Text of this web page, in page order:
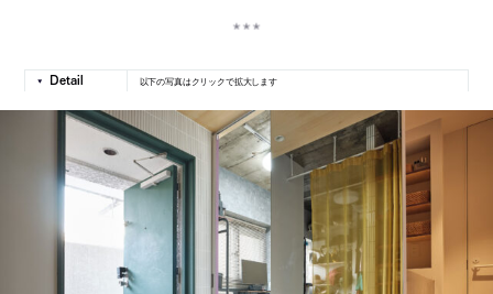
以下の写真はクリックで拡大します